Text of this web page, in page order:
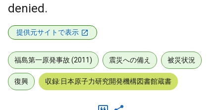
denied.
提供元サイトで表示
福島第一原発事故 (2011) 震災への備え 被災状況
復興 収録:日本原子力研究開発機構図書館蔵書